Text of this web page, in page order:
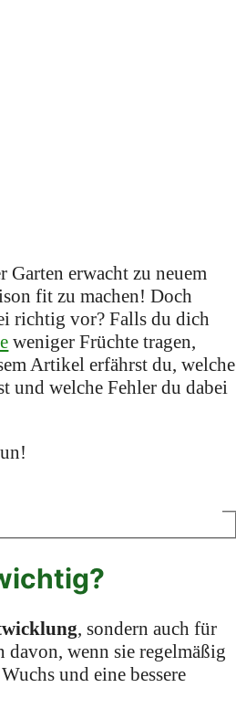
Garten erwacht zu neuem
fit zu machen! Doch
richtig vor? Falls du dich
weniger Früchte tragen,
Artikel erfährst du, welche
und welche Fehler du dabei
, sondern auch für
wenn sie regelmäßig
und eine bessere